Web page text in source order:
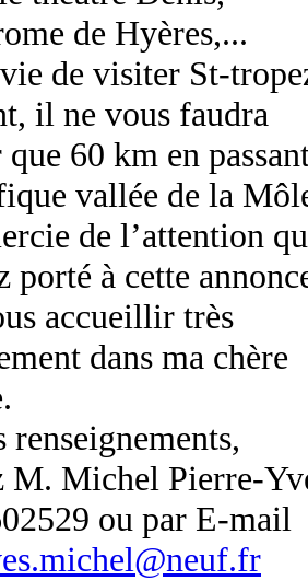
de Hyères,...
de visiter St-
il ne vous faudra
60 km en
vallée de la
de l’attention
porté à cette
accueillir très
dans ma chère
renseignements,
M. Michel Pierre-
ou par E-mail